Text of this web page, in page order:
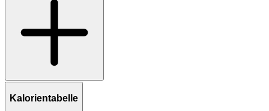
Kalorientabelle